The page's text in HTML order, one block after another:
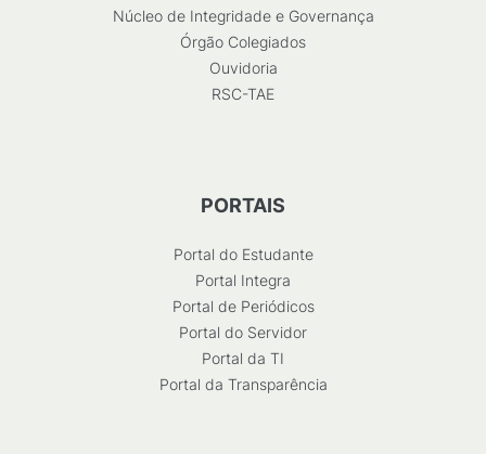
Núcleo de Integridade e Governança
Órgão Colegiados
Ouvidoria
RSC-TAE
PORTAIS
Portal do Estudante
Portal Integra
Portal de Periódicos
Portal do Servidor
Portal da TI
Portal da Transparência